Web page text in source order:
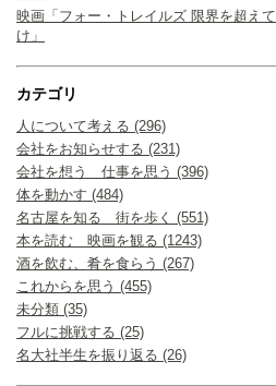
映画「フォー・トレイルズ 限界を超え
け」
カテゴリ
人について考える (296)
会社をお知らせする (231)
会社を想う 仕事を思う (396)
体を動かす (484)
名古屋を知る 街を歩く (551)
本を読む 映画を観る (1243)
酒を飲む、肴を食らう (267)
これからを思う (455)
未分類 (35)
フルに挑戦する (25)
名大社半生を振り返る (26)